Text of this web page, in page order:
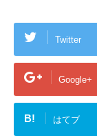
Twitter
Google+
B! はてブ